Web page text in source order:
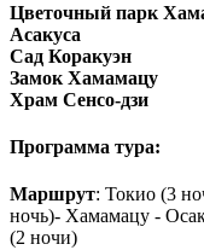
Цветочный парк
Асакуса
Сад Коракуэн
Замок Хамамацу
Храм Сенсо-дзи
Программа тура:
Маршрут: Токио (3
ночь)- Хамамацу -
(2 ночи)